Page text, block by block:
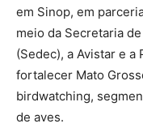
em Sinop, em
meio da Secretaria
(Sedec), a Avistar e
fortalecer Mato
birdwatching,
de aves.